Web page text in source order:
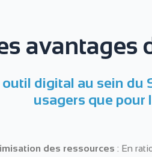
avantages
digital au sein du
usagers que pour
des ressources : En